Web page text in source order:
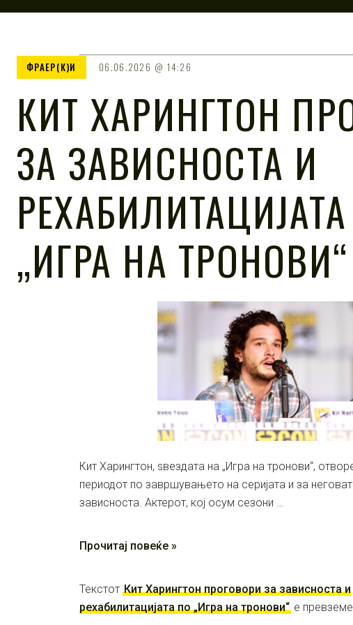
ФРАЕР(К)И 06.06.2026 14:26
КИТ ХАРИНГТОН
ЗА ЗАВИСНОСТА И
„ИГРА НА ТРОНОВИ“
Кит Харингтон, ѕвездата на „Игра на тронови“,
периодот по завршувањето на серијата и за
зависноста. Актерот, кој осум сезони …
Прочитај повеќе »
Текстот Кит Харингтон проговори за зависноста и
рехабилитацијата по „Игра на тронови“ е